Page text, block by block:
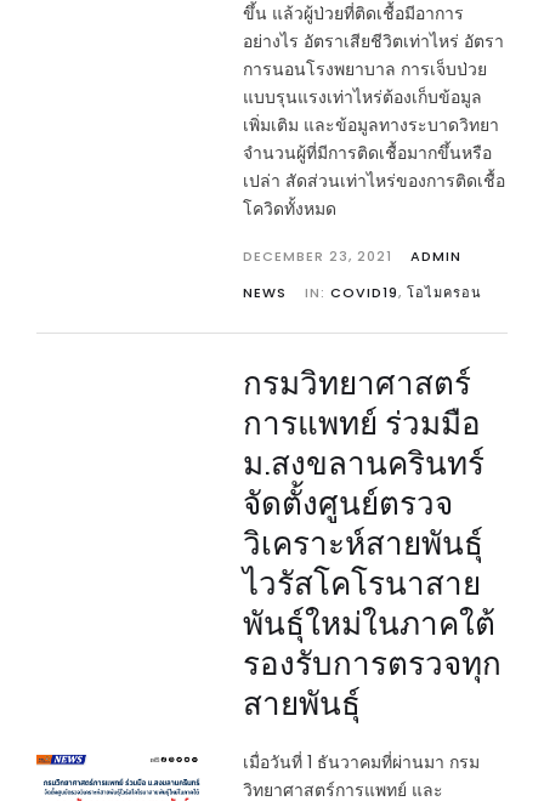
ขึ้น แล้วผู้ป่วยที่ติดเชื้อมีอาการ
อย่างไร อัตราเสียชีวิตเท่าไหร่ อัตรา
การนอนโรงพยาบาล การเจ็บป่วย
แบบรุนแรงเท่าไหร่ต้องเก็บข้อมูล
เพิ่มเติม และข้อมูลทางระบาดวิทยา
จำนวนผู้ที่มีการติดเชื้อมากขึ้นหรือ
เปล่า สัดส่วนเท่าไหร่ของการติดเชื้อ
โควิดทั้งหมด
DECEMBER 23, 2021
ADMIN
NEWS
IN: COVID19, โอไมครอน
กรมวิทยาศาสตร์
การแพทย์ ร่วมมือ
ม.สงขลานครินทร์
จัดตั้งศูนย์ตรวจ
วิเคราะห์สายพันธุ์
ไวรัสโคโรนาสาย
พันธุ์ใหม่ในภาคใต้
รองรับการตรวจทุก
สายพันธุ์
เมื่อวันที่ 1 ธันวาคมที่ผ่านมา กรม
วิทยาศาสตร์การแพทย์ และ